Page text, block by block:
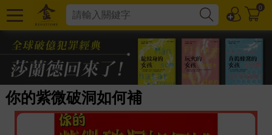
0
你的紫微破洞如何補